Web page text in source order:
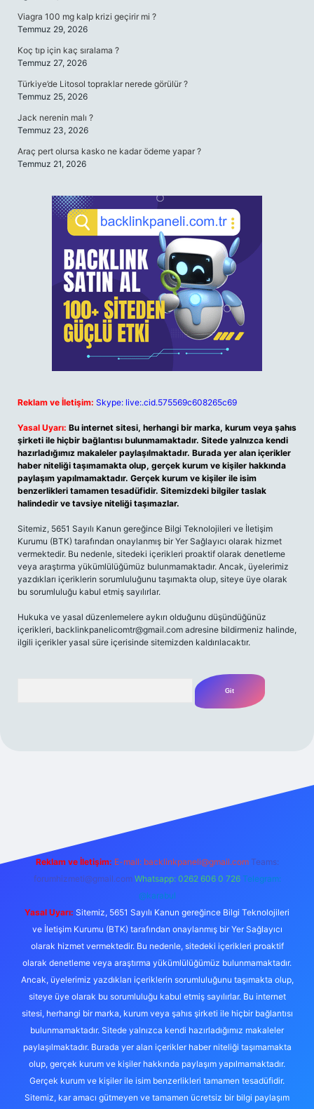
Viagra 100 mg kalp krizi geçirir mi ?
Temmuz 29, 2026
Koç tıp için kaç sıralama ?
Temmuz 27, 2026
Türkiye’de Litosol topraklar nerede görülür ?
Temmuz 25, 2026
Jack nerenin malı ?
Temmuz 23, 2026
Araç pert olursa kasko ne kadar ödeme yapar ?
Temmuz 21, 2026
Reklam ve İletişim: Skype: live:.cid.575569c608265c69
Yasal Uyarı: Bu internet sitesi, herhangi bir marka, kurum veya şahıs
şirketi ile hiçbir bağlantısı bulunmamaktadır. Sitede yalnızca kendi
hazırladığımız makaleler paylaşılmaktadır. Burada yer alan içerikler
haber niteliği taşımamakta olup, gerçek kurum ve kişiler hakkında
paylaşım yapılmamaktadır. Gerçek kurum ve kişiler ile isim
benzerlikleri tamamen tesadüfidir. Sitemizdeki bilgiler taslak
halindedir ve tavsiye niteliği taşımazlar.
Sitemiz, 5651 Sayılı Kanun gereğince Bilgi Teknolojileri ve İletişim
Kurumu (BTK) tarafından onaylanmış bir Yer Sağlayıcı olarak hizmet
vermektedir. Bu nedenle, sitedeki içerikleri proaktif olarak denetleme
veya araştırma yükümlülüğümüz bulunmamaktadır. Ancak, üyelerimiz
yazdıkları içeriklerin sorumluluğunu taşımakta olup, siteye üye olarak
bu sorumluluğu kabul etmiş sayılırlar.
Hukuka ve yasal düzenlemelere aykırı olduğunu düşündüğünüz
içerikleri, backlinkpanelicomtr@gmail.com adresine bildirmeniz halinde,
ilgili içerikler yasal süre içerisinde sitemizden kaldırılacaktır.
Reklam ve İletişim: E-mail: backlinkpaneli@gmail.com Teams:
forumhizmeti@gmail.com Whatsapp: 0262 606 0 726 Telegram:
@karabul
Yasal Uyarı: Sitemiz, 5651 Sayılı Kanun gereğince Bilgi Teknolojileri
ve İletişim Kurumu (BTK) tarafından onaylanmış bir Yer Sağlayıcı
olarak hizmet vermektedir. Bu nedenle, sitedeki içerikleri proaktif
olarak denetleme veya araştırma yükümlülüğümüz bulunmamaktadır.
Ancak, üyelerimiz yazdıkları içeriklerin sorumluluğunu taşımakta olup,
siteye üye olarak bu sorumluluğu kabul etmiş sayılırlar. Bu internet
sitesi, herhangi bir marka, kurum veya şahıs şirketi ile hiçbir bağlantısı
bulunmamaktadır. Sitede yalnızca kendi hazırladığımız makaleler
paylaşılmaktadır. Burada yer alan içerikler haber niteliği taşımamakta
olup, gerçek kurum ve kişiler hakkında paylaşım yapılmamaktadır.
Gerçek kurum ve kişiler ile isim benzerlikleri tamamen tesadüfidir.
Sitemiz, kar amacı gütmeyen ve tamamen ücretsiz bir bilgi paylaşım